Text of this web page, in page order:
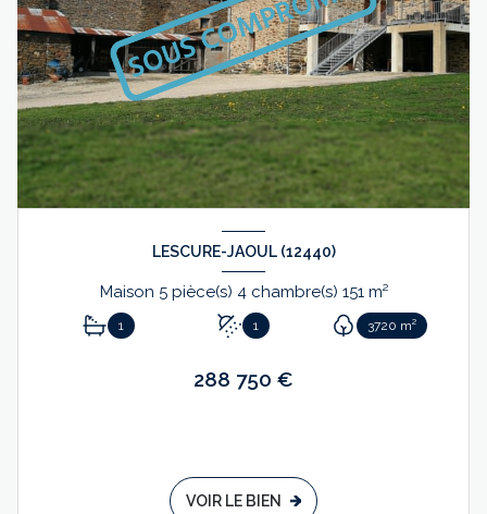
LESCURE-JAOUL (12440)
Maison 5 pièce(s) 4 chambre(s) 151 m²
1 1 3720 m²
288 750 €
VOIR LE BIEN